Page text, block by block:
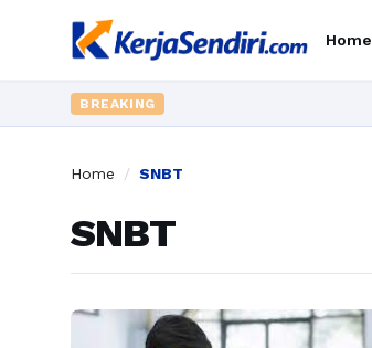
Home
BREAKING
Home / SNBT
SNBT